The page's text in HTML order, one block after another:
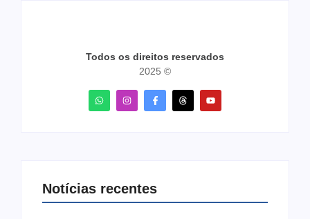
Todos os direitos reservados
2025 ©
Notícias recentes